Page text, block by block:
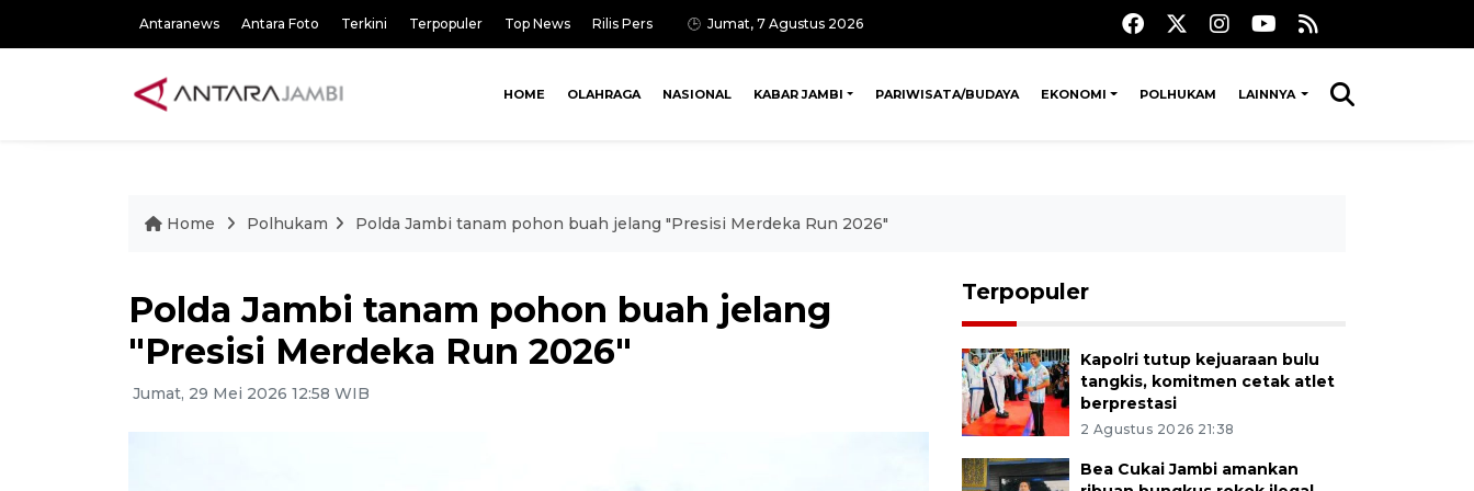
Antaranews Antara Foto Terkini Terpopuler Top News Rilis Pers Jumat, 7 Agustus 2026
HOME OLAHRAGA NASIONAL KABAR JAMBI PARIWISATA/BUDAYA EKONOMI POLHUKAM LAINNYA
Home Polhukam Polda Jambi tanam pohon buah jelang "Presisi Merdeka Run 2026"
Polda Jambi tanam pohon buah jelang
"Presisi Merdeka Run 2026"
Jumat, 29 Mei 2026 12:58 WIB
Terpopuler
Kapolri tutup kejuaraan bulu
tangkis, komitmen cetak atlet
berprestasi
2 Agustus 2026 21:38
Bea Cukai Jambi amankan